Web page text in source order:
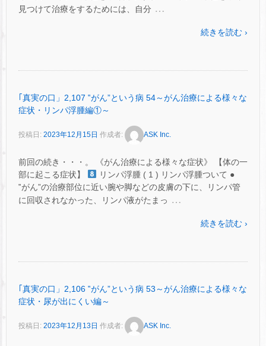
見つけて治療をするためには、自分 …
続きを読む ›
｢真実の口」2,107 ‟がん”という病 54～がん治療による様々な
症状・リンパ浮腫編①～
投稿日: 2023年12月15日 作成者: ASK Inc.
前回の続き・・・。 《がん治療による様々な症状》 【体の一
部に起こる症状】
リンパ浮腫 ( 1 ) リンパ浮腫ついて ●
‟がん”の治療部位に近い腕や脚などの皮膚の下に、リンパ管
に回収されなかった、リンパ液がたまっ …
続きを読む ›
｢真実の口」2,106 ‟がん”という病 53～がん治療による様々な
症状・尿が出にくい編～
投稿日: 2023年12月13日 作成者: ASK Inc.